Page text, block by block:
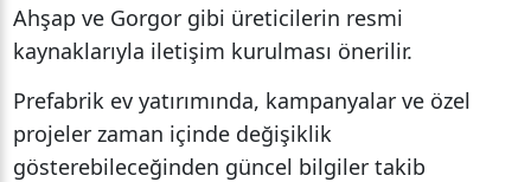
Ahşap ve Gorgor gibi üreticilerin resmi
kaynaklarıyla iletişim kurulması önerilir.
Prefabrik ev yatırımında, kampanyalar ve özel
projeler zaman içinde değişiklik
gösterebileceğinden güncel bilgiler takib